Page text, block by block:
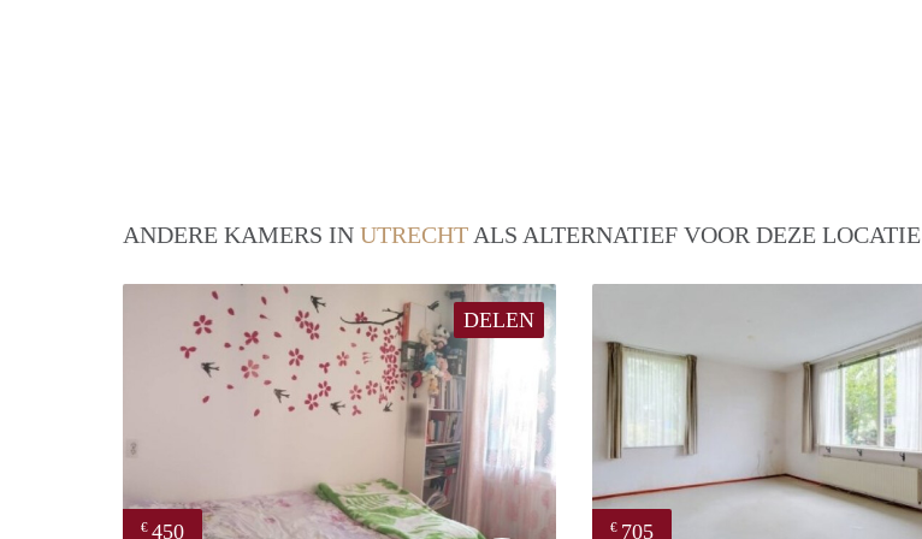
ANDERE KAMERS IN UTRECHT ALS ALTERNATIEF VOOR DEZE LOCATIE
DELEN
€ 450 € 705